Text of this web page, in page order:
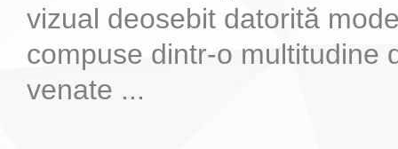
vizual deosebit datorită
compuse dintr-o multitudine
venate ...